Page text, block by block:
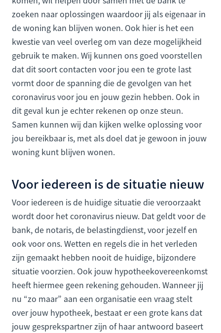
zoeken naar oplossingen waardoor jij als eigenaar in
de woning kan blijven wonen. Ook hier is het een
kwestie van veel overleg om van deze mogelijkheid
gebruik te maken. Wij kunnen ons goed voorstellen
dat dit soort contacten voor jou een te grote last
vormt door de spanning die de gevolgen van het
coronavirus voor jou en jouw gezin hebben. Ook in
dit geval kun je echter rekenen op onze steun.
Samen kunnen wij dan kijken welke oplossing voor
jou bereikbaar is, met als doel dat je gewoon in jouw
woning kunt blijven wonen.
Voor iedereen is de situatie nieuw
Voor iedereen is de huidige situatie die veroorzaakt
wordt door het coronavirus nieuw. Dat geldt voor de
bank, de notaris, de belastingdienst, voor jezelf en
ook voor ons. Wetten en regels die in het verleden
zijn gemaakt hebben nooit de huidige, bijzondere
situatie voorzien. Ook jouw hypotheekovereenkomst
heeft hiermee geen rekening gehouden. Wanneer jij
nu “zo maar” aan een organisatie een vraag stelt
over jouw hypotheek, bestaat er een grote kans dat
jouw gesprekspartner zijn of haar antwoord baseert